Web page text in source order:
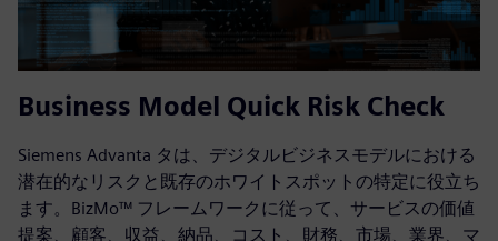
Business Model Quick Risk Check
Siemens Advanta タは、デジタルビジネスモデルにおける
潜在的なリスクと既存のホワイトスポットの特定に役立ち
ます。BizMo™ フレームワークに従って、サービスの価値
提案、顧客、収益、納品、コスト、財務、市場、業界、マ